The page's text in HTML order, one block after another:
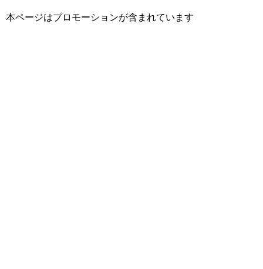
本ページはプロモーションが含まれています